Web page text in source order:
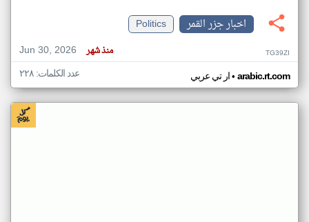
اخبار جزر القمر
Politics
Jun 30, 2026
منذ شهر TG39ZI
ار تي عربي• arabic.rt.com عدد الكلمات: ٢٢٨